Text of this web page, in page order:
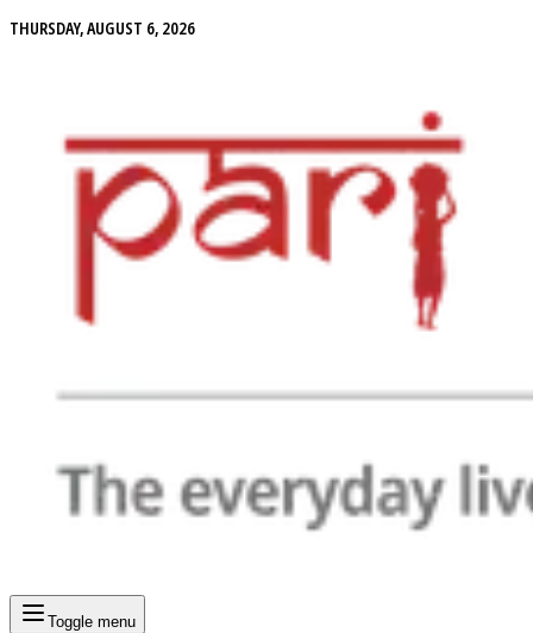
THURSDAY, AUGUST 6, 2026
Toggle menu